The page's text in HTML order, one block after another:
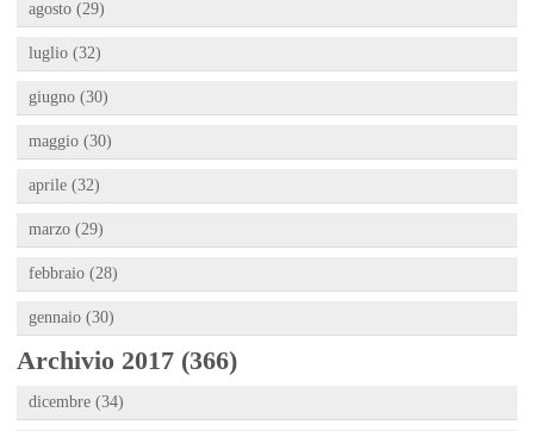
agosto (29)
luglio (32)
giugno (30)
maggio (30)
aprile (32)
marzo (29)
febbraio (28)
gennaio (30)
Archivio 2017 (366)
dicembre (34)